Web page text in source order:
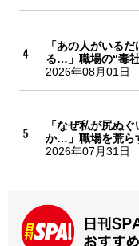
「あの人がいる
る…」職場の“毒
2026年08月01日
「なぜ私が尻ぬ
か…」職場を荒ら
2026年07月31日